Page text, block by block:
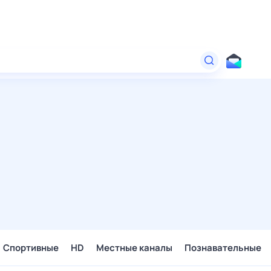
Спортивные HD Местные каналы Познавательные